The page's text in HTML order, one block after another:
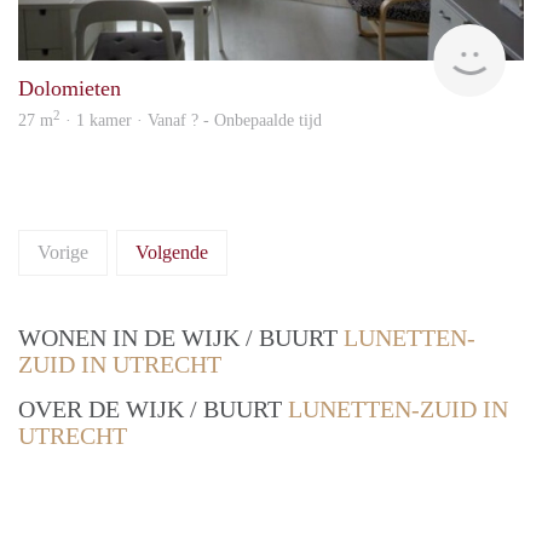
Dolomieten
27 m2 · 1 kamer · Vanaf ? - Onbepaalde tijd
Vorige Volgende
WONEN IN DE WIJK / BUURT LUNETTEN-
ZUID IN UTRECHT
OVER DE WIJK / BUURT LUNETTEN-ZUID IN
UTRECHT